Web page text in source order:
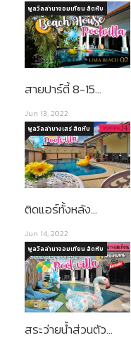
สายปาร์ตี้ 8-15…
พูลวิลล่านาจอมเทียน สัตหีบ
Jun 13, 2022
ติดแอร์ทั้งหลัง…
พูลวิลล่าบางเสร่ สัตหีบ
Jun 14, 2022
สระว่ายน้ำส่วนตัว…
พูลวิลล่านาจอมเทียน สัตหีบ